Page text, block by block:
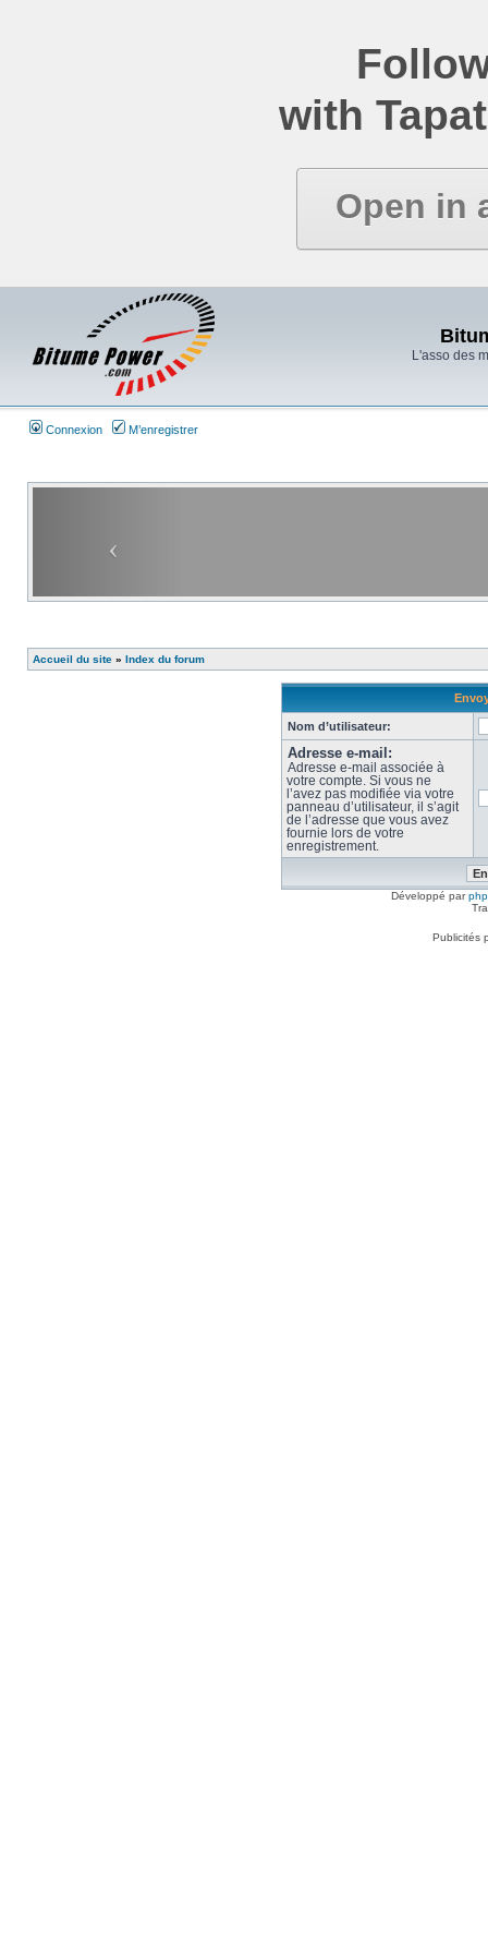
with
Open in
L'asso des
Connexion M’enregistrer
Accueil du site » Index du forum
Nom d’utilisateur:
Adresse e-mail:
Adresse e-mail associée à
votre compte. Si vous ne
l’avez pas modifiée via votre
panneau d’utilisateur, il s’agit
de l’adresse que vous avez
fournie lors de votre
enregistrement.
Développé par
Publicités